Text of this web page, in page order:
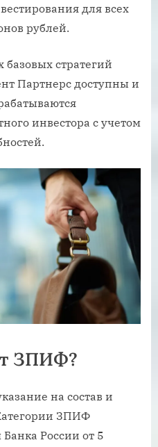
для всех
рублей.
стратегий
Партнерс доступны и
инвестора с учетом
ЗПИФ?
на состав и
ЗПИФ
России от 5